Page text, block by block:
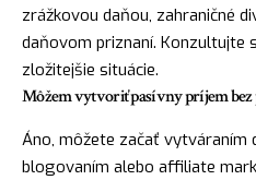
zrážkovou daňou, zahraničné
daňovom priznaní. Konzultujte
zložitejšie situácie.
Môžem vytvoriť pasívny príjem bez
Áno, môžete začať vytváraním
blogovaním alebo affiliate